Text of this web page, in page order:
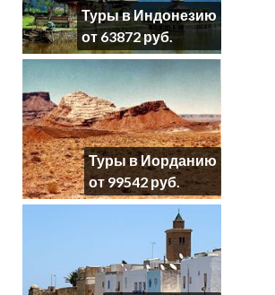
Туры в Индонезию
от 63872 руб.
Туры в Иорданию
от 99542 руб.